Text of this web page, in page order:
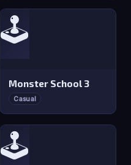
🕹️
Monster School 3
Casual
🕹️